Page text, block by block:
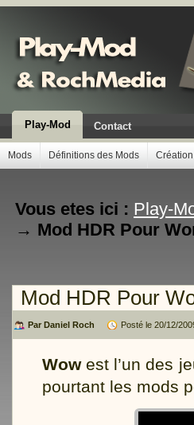
Play-Mod Contact
Mods Définitions des Mods
Vous etes ici : Play-
→ Mod HDR Pour
Mod HDR Pour
Par Daniel Roch Posté le 20/12/
Wowest l’un des
pourtant les mods